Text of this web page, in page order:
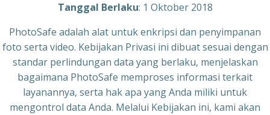
Tanggal Berlaku: 1 Oktober 2018
PhotoSafe adalah alat untuk enkripsi dan penyimpanan
foto serta video. Kebijakan Privasi ini dibuat sesuai dengan
standar perlindungan data yang berlaku, menjelaskan
bagaimana PhotoSafe memproses informasi terkait
layanannya, serta hak apa yang Anda miliki untuk
mengontrol data Anda. Melalui Kebijakan ini, kami akan